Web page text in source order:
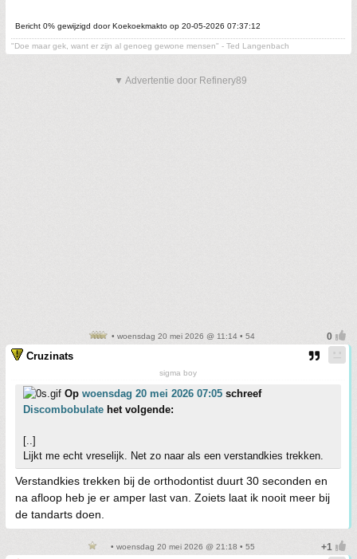
Bericht 0% gewijzigd door Koekoekmakto op 20-05-2026 07:37:12
"Doe maar gek, want er zijn al genoeg gewone mensen" - Ted Langenbach
▼ Advertentie door Refinery89
• woensdag 20 mei 2026 @ 11:14 • 54
Cruzinats
sigma boy
Op woensdag 20 mei 2026 07:05 schreef
Discombobulate het volgende:
[..]
Lijkt me echt vreselijk. Net zo naar als een verstandkies trekken.
Verstandkies trekken bij de orthodontist duurt 30 seconden en
na afloop heb je er amper last van. Zoiets laat ik nooit meer bij
de tandarts doen.
• woensdag 20 mei 2026 @ 21:18 • 55